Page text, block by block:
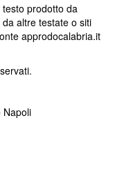
prodotto da
altre testate o siti
approdocalabria.it
Napoli